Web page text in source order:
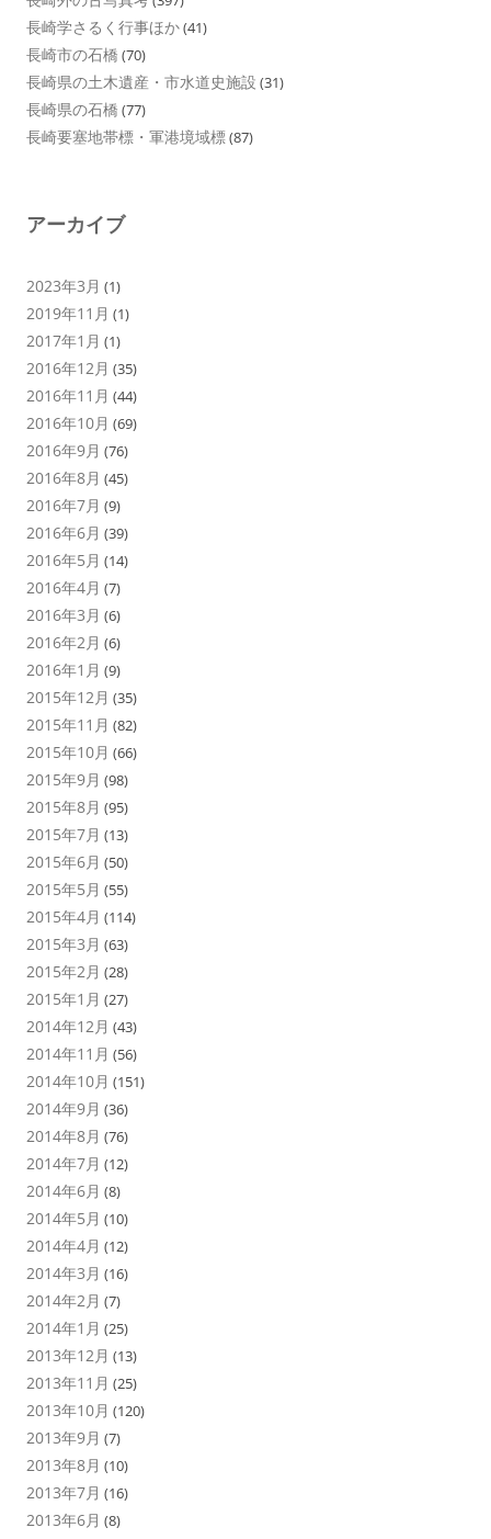
長崎学さるく行事ほか(41)
長崎市の石橋 (70)
長崎県の土木遺産・市水道史施設 (31)
長崎県の石橋 (77)
長崎要塞地帯標・軍港境域標(87)
アーカイブ
2023年3月 (1)
2019年11月 (1)
2017年1月 (1)
2016年12月 (35)
2016年11月 (44)
2016年10月 (69)
2016年9月 (76)
2016年8月 (45)
2016年7月 (9)
2016年6月 (39)
2016年5月 (14)
2016年4月 (7)
2016年3月 (6)
2016年2月 (6)
2016年1月 (9)
2015年12月 (35)
2015年11月 (82)
2015年10月 (66)
2015年9月 (98)
2015年8月 (95)
2015年7月 (13)
2015年6月 (50)
2015年5月 (55)
2015年4月 (114)
2015年3月 (63)
2015年2月 (28)
2015年1月 (27)
2014年12月 (43)
2014年11月 (56)
2014年10月 (151)
2014年9月 (36)
2014年8月 (76)
2014年7月 (12)
2014年6月 (8)
2014年5月 (10)
2014年4月 (12)
2014年3月 (16)
2014年2月 (7)
2014年1月 (25)
2013年12月 (13)
2013年11月 (25)
2013年10月 (120)
2013年9月 (7)
2013年8月 (10)
2013年7月 (16)
2013年6月 (8)